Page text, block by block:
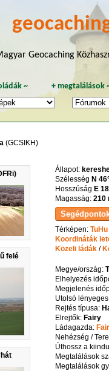
Geocaching
~ + megtalálások
(GCSIKH)
felé
Állapot:
Szélesség N
Hosszúság E
Magasság: 210
Térképen: TuHu
Koordináták
Közeli ládák/
Megye/ország:
Elhelyezés
Megjelenés
Utolsó
Rejtés típusa:
Elrejtők: Fairy
Ládagazda:
Nehézség /
Úthossz a
Megtalálások
Megtalálások